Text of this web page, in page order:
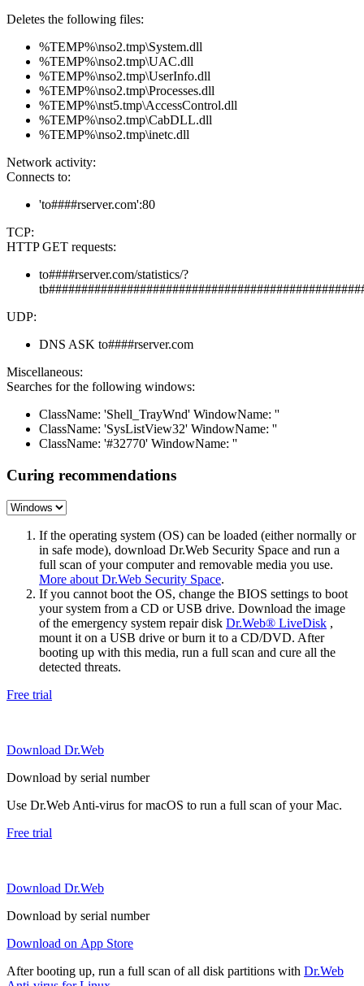
Deletes the following files:
%TEMP%\nso2.tmp\System.dll
%TEMP%\nso2.tmp\UAC.dll
%TEMP%\nso2.tmp\UserInfo.dll
%TEMP%\nso2.tmp\Processes.dll
%TEMP%\nst5.tmp\AccessControl.dll
%TEMP%\nso2.tmp\CabDLL.dll
%TEMP%\nso2.tmp\inetc.dll
Network activity:
Connects to:
'to####rserver.com':80
TCP:
HTTP GET requests:
to####rserver.com/statistics/?
UDP:
DNS ASK to####rserver.com
Miscellaneous:
Searches for the following windows:
ClassName: 'Shell_TrayWnd' WindowName: ''
ClassName: 'SysListView32' WindowName: ''
ClassName: '#32770' WindowName: ''
Curing recommendations
If the operating system (OS) can be loaded (either normally or
in safe mode), download Dr.Web Security Space and run a
full scan of your computer and removable media you use.
More about Dr.Web Security Space.
If you cannot boot the OS, change the BIOS settings to boot
your system from a CD or USB drive. Download the image
of the emergency system repair disk Dr.Web® LiveDisk ,
mount it on a USB drive or burn it to a CD/DVD. After
booting up with this media, run a full scan and cure all the
detected threats.
Free trial
Download Dr.Web
Download by serial number
Use Dr.Web Anti-virus for macOS to run a full scan of your Mac.
Free trial
Download Dr.Web
Download by serial number
Download on App Store
After booting up, run a full scan of all disk partitions with Dr.Web